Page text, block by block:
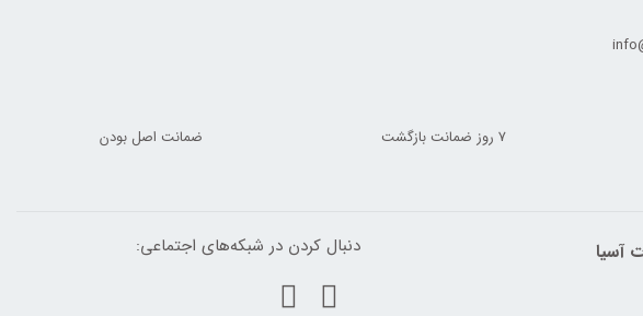
7 روز ضمانت بازگشت ضمانت اصل بودن
آسیا دنبال کردن در شبکه‌های اجتماعی: